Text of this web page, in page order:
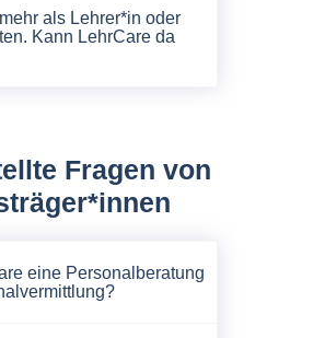
als Lehrer*in oder
Kann LehrCare da
Fragen von
eine Personalberatung